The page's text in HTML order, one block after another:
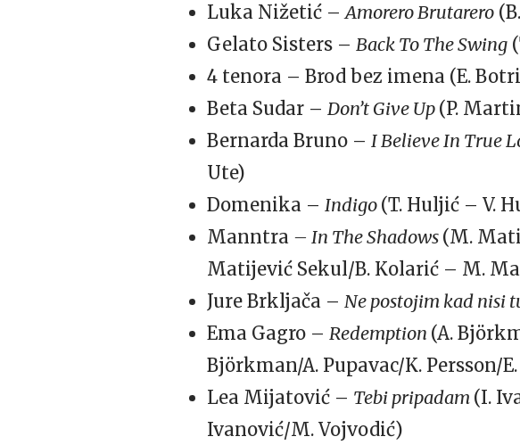
Luka Nižetić –Amorero Brutarero
Gelato Sisters – Back To The Swing
4 tenora – Brod bez imena (E.
Beta Sudar – Don’t Give Up (P.
Bernarda Bruno – I Believe In True
Ute)
Domenika – Indigo (T. Huljić – V.
Manntra – In The Shadows (M.
Matijević Sekul/B. Kolarić – M.
Jure Brkljača – Ne postojim kad nisi
Ema Gagro – Redemption (A.
Björkman/A. Pupavac/K. Persson/
Lea Mijatović – Tebi pripadam (I.
Ivanović/M. Vojvodić)